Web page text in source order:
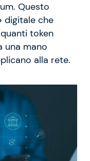
Questo
digitale che
token
una mano
alla rete.